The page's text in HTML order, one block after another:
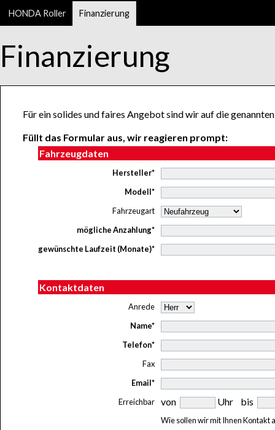
HONDA Roller Finanzierung
Finanzierung
Für ein solides und faires Angebot sind wir auf die
Füllt das Formular aus, wir reagieren prompt:
Fahrzeugdaten
Hersteller*
Modell*
Fahrzeugart
mögliche Anzahlung*
gewünschte Laufzeit (Monate)*
Kontaktdaten
Anrede
Name*
Telefon*
Fax
Email*
Erreichbar
von Uhr bis
Wie sollen wir mit Ihnen Kontakt